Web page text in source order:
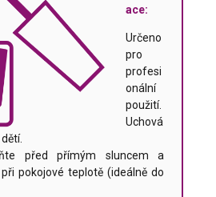
ace:
Určeno
pro
profesi
onální
použití.
Uchová
před přímým sluncem a
pokojové teplotě (ideálně do